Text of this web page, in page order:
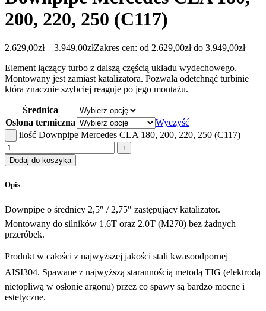
200, 220, 250 (C117)
2.629,00zł – 3.949,00złZakres cen: od 2.629,00zł do 3.949,00zł
Element łączący turbo z dalszą częścią układu wydechowego.
Montowany jest zamiast katalizatora. Pozwala odetchnąć turbinie
która znacznie szybciej reaguje po jego montażu.
Średnica
Osłona termiczna
Wyczyść
ilość Downpipe Mercedes CLA 180, 200, 220, 250 (C117)
Dodaj do koszyka
Opis
Downpipe o średnicy 2,5″ / 2,75″ zastępujący katalizator.
Montowany do silników 1.6T oraz 2.0T (M270) bez żadnych
przeróbek.
Produkt w całości z najwyższej jakości stali kwasoodpornej
AISI304. Spawane z najwyższą starannością metodą TIG (elektrodą
nietopliwą w osłonie argonu) przez co spawy są bardzo mocne i
estetyczne.